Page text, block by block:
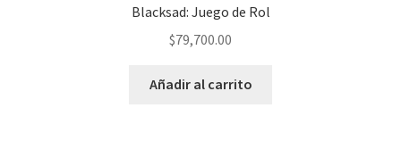
Blacksad: Juego de Rol
$79,700.00
Añadir al carrito